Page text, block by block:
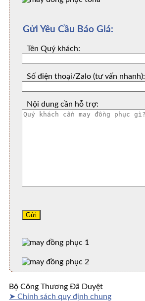
Gửi Yêu Cầu Báo Giá:
Tên Quý khách:
Số điện thoại/Zalo (tư vấn nhanh):
Nội dung cần hỗ trợ:
Bộ Công Thương Đã Duyệt
➤ Chính sách quy định chung